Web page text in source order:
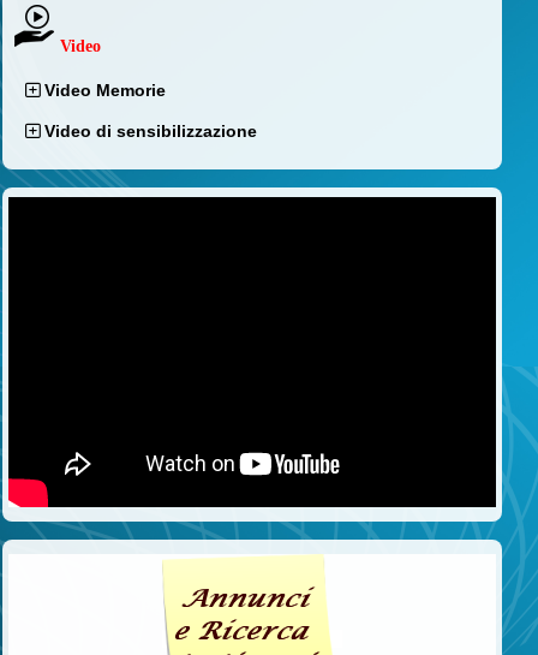
Video
Video Memorie
Video di sensibilizzazione